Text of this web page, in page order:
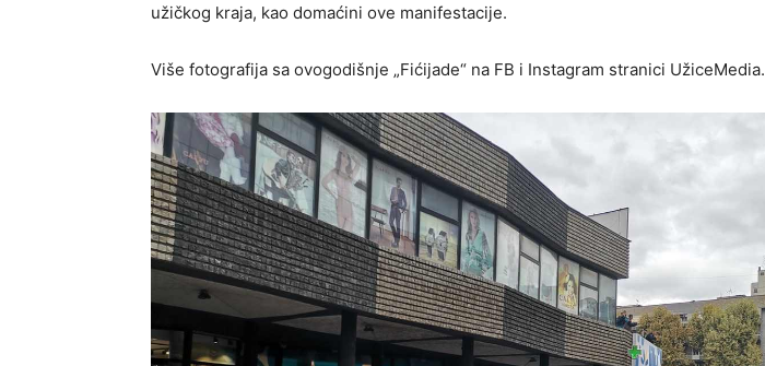
užičkog kraja, kao domaćini ove manifestacije.
Više fotografija sa ovogodišnje „Fićijade“ na FB i Instagram stranici UžiceMedia.